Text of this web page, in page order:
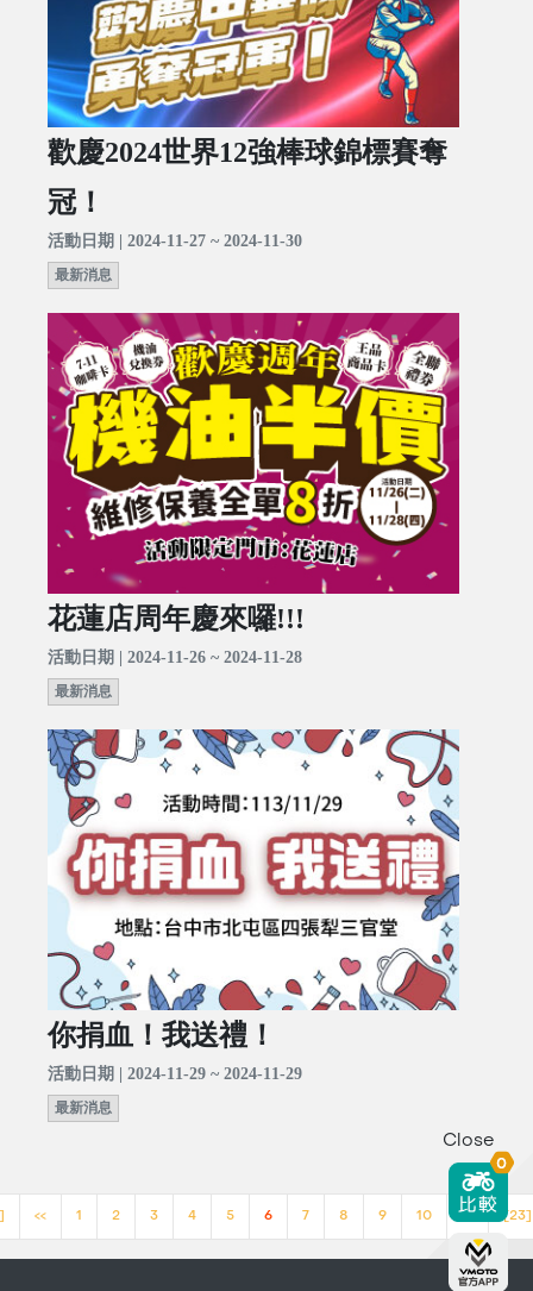
歡慶2024世界12強棒球錦標賽奪
冠！
活動日期 | 2024-11-27 ~ 2024-11-30
最新消息
花蓮店周年慶來囉!!!
活動日期 | 2024-11-26 ~ 2024-11-28
最新消息
你捐血！我送禮！
活動日期 | 2024-11-29 ~ 2024-11-29
最新消息
<< 1 2 3 4 5 6 7 8 9 10 >> [23]
Close
0